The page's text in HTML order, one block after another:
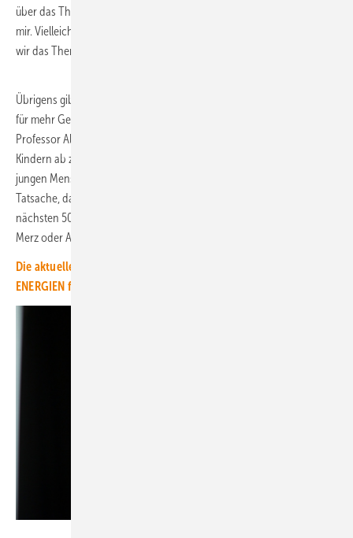
über das Thema nachzudenken“, sagte neulich ein Unternehmer zu
mir. Vielleicht würde das helfen. Elementar erscheint mir zudem, dass
wir das Thema stärker in die schulische Bildung integrieren müssen.
Übrigens gibt es viele Überlegungen dazu, wie man bei den Wahlen
für mehr Generationengerechtigkeit sorgen könnte. Der Soziologie-
Professor Aladin El-Mafaalani spricht sich für ein Wahlrecht von
Kindern ab zehn Jahren aus und eine mehrfache Stimmkraft der
jungen Menschen im Sinne des demografischen Wandels und der
Tatsache, dass die Kinder die Auswirkungen der jetzigen Politik in den
nächsten 50 bis 70 Jahren zu spüren bekommen. Anders als Friedrich
Merz oder Alice Weidel zum Beispiel.
Die aktuelle Print-Ausgabe unseres Magazins ERNEUERBARE
ENERGIEN finden Sie hier.